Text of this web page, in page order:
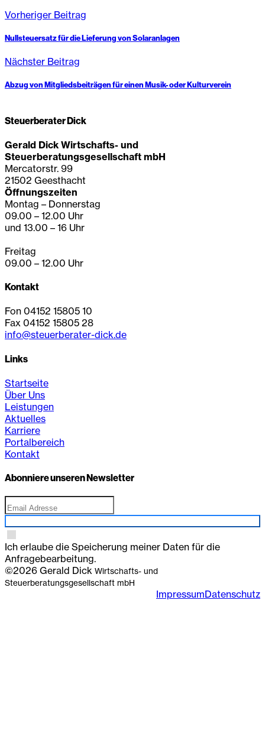
Vorheriger Beitrag
Nullsteuersatz für die Lieferung von Solaranlagen
Nächster Beitrag
Abzug von Mitgliedsbeiträgen für einen Musik- oder Kulturverein
Steuerberater Dick
Gerald Dick Wirtschafts- und
Steuerberatungsgesellschaft mbH
Mercatorstr. 99
21502 Geesthacht
Öffnungszeiten
Montag – Donnerstag
09.00 – 12.00 Uhr
und 13.00 – 16 Uhr
Freitag
09.00 – 12.00 Uhr
Kontakt
Fon 04152 15805 10
Fax 04152 15805 28
info@steuerberater-dick.de
Links
Startseite
Über Uns
Leistungen
Aktuelles
Karriere
Portalbereich
Kontakt
Abonniere unseren Newsletter
Ich erlaube die Speicherung meiner Daten für die
Anfragebearbeitung.
©2026 Gerald Dick Wirtschafts- und
Steuerberatungsgesellschaft mbH
ImpressumDatenschutz